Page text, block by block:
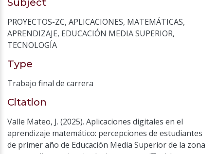
Subject
PROYECTOS-ZC, APLICACIONES, MATEMÁTICAS,
APRENDIZAJE, EDUCACIÓN MEDIA SUPERIOR,
TECNOLOGÍA
Type
Trabajo final de carrera
Citation
Valle Mateo, J. (2025). Aplicaciones digitales en el
aprendizaje matemático: percepciones de estudiantes
de primer año de Educación Media Superior de la zona